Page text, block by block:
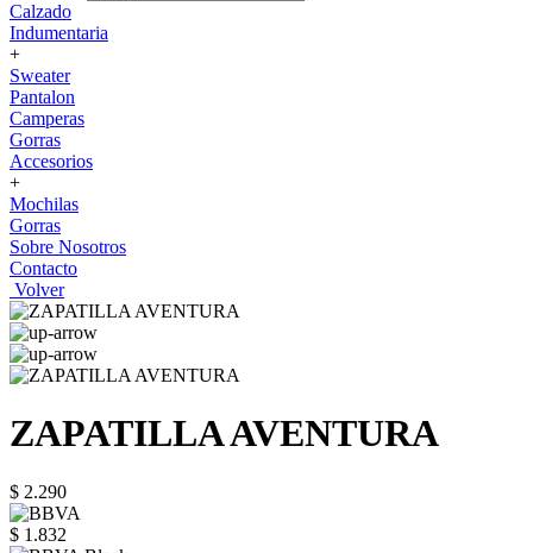
Calzado
Indumentaria
+
Sweater
Pantalon
Camperas
Gorras
Accesorios
+
Mochilas
Gorras
Sobre Nosotros
Contacto
Volver
ZAPATILLA AVENTURA
$ 2.290
$ 1.832